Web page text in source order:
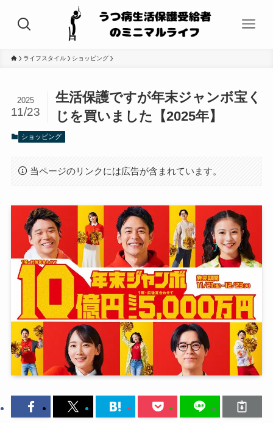
ライフスタイル ショッピング
生活保護ですが年末ジャンボ宝く
じを買いました【2025年】
2025
11/23
ショッピング
当ページのリンクには広告が含まれています。